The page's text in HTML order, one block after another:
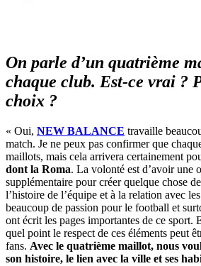
On parle d’un quatrième
chaque club. Est-ce vrai ?
choix ?
« Oui, NEW BALANCE travaille
match. Je ne peux pas confirmer que
maillots, mais cela arrivera certainement
dont la Roma. La volonté est d’avoir une
supplémentaire pour créer quelque chose
l’histoire de l’équipe et à la relation avec
beaucoup de passion pour le football et
ont écrit les pages importantes de ce sport.
quel point le respect de ces éléments peut
fans. Avec le quatrième maillot, nous
son histoire, le lien avec la ville et ses